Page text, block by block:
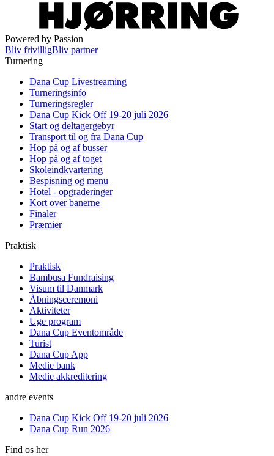
Powered by Passion
Bliv frivilligBliv partner
Turnering
Dana Cup Livestreaming
Turneringsinfo
Turneringsregler
Dana Cup Kick Off 19-20 juli 2026
Start og deltagergebyr
Transport til og fra Dana Cup
Hop på og af busser
Hop på og af toget
Skoleindkvartering
Bespisning og menu
Hotel - opgraderinger
Kort over banerne
Finaler
Præmier
Praktisk
Praktisk
Bambusa Fundraising
Visum til Danmark
Åbningsceremoni
Aktiviteter
Uge program
Dana Cup Eventområde
Turist
Dana Cup App
Medie bank
Medie akkreditering
andre events
Dana Cup Kick Off 19-20 juli 2026
Dana Cup Run 2026
Find os her